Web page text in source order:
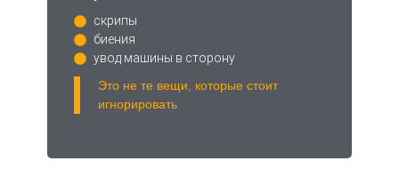
скрипы
биения
увод машины в сторону
Это не те вещи, которые стоит
игнорировать